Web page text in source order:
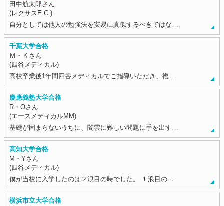
田中航太郎さん
(レクサスE.C.)
自分としては他人の勉強法を安易に真似するべきではな…
千葉大学合格
Ｍ・Ｋさん
(四谷メディカル)
高校卒業後1年間四谷メディカルでご指導いただき、複…
慶應義塾大学合格
R・Oさん
(エースメディカルMM)
基礎が固まらないうちに、闇雲に難しい問題に手を出す…
高知大学合格
M・Yさん
(四谷メディカル)
僕が当校に入学したのは２浪目の時でした。 １浪目の…
横浜市立大学合格